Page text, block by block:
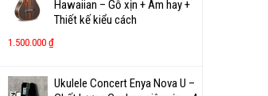
Hawaiian – Gỗ xịn + Âm hay +
Thiết kế kiểu cách
1.500.000 ₫
Ukulele Concert Enya Nova U –